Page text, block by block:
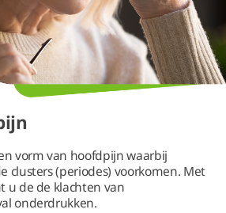
vorm van hoofdpijn waarbij
clusters (periodes) voorkomen. Met
u de de klachten van
onderdrukken.